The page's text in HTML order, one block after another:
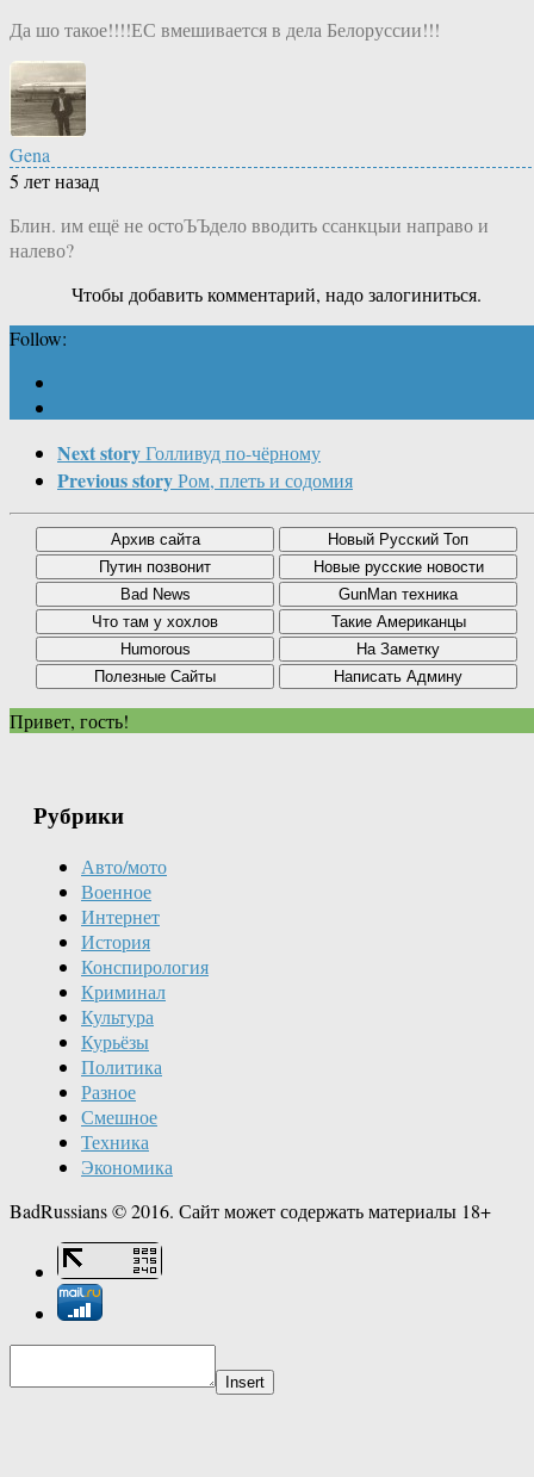
Да шо такое!!!!ЕС вмешивается в дела Белоруссии!!!
Gena
5 лет назад
Блин. им ещё не остоЪЪдело вводить ссанкцыи направо и
налево?
Чтобы добавить комментарий, надо залогиниться.
Follow:
Next storyГолливуд по-чёрному
Previous storyРом, плеть и содомия
Привет, гость!
Рубрики
Авто/мото
Военное
Интернет
История
Конспирология
Криминал
Культура
Курьёзы
Политика
Разное
Смешное
Техника
Экономика
BadRussians © 2016. Сайт может содержать материалы 18+
Insert